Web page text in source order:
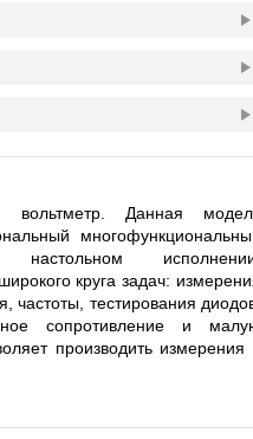
вольтметр. Данная
круга задач:
частоты, тестирования
сопротивление и
производить измерения